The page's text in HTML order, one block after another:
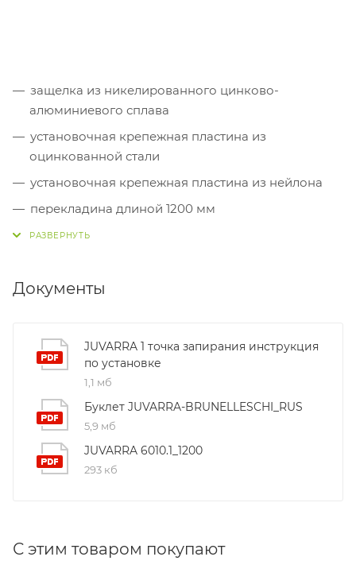
защелка из никелированного цинково-
алюминиевого сплава
установочная крепежная пластина из
оцинкованной стали
установочная крепежная пластина из нейлона
перекладина длиной 1200 мм
ответные планки из окрашенного ЦАМа (2шт)
винт TC 4,2x13 (2шт)
винт TS Ø 4,2x16 (2шт)
винт TS M5x6 (2шт)
винт TS M4x5 (8шт)
Документы
JUVARRA 1 точка запирания инструкция
по установке
1,1 мб
Буклет JUVARRA-BRUNELLESCHI_RUS
5,9 мб
JUVARRA 6010.1_1200
293 кб
С этим товаром покупают